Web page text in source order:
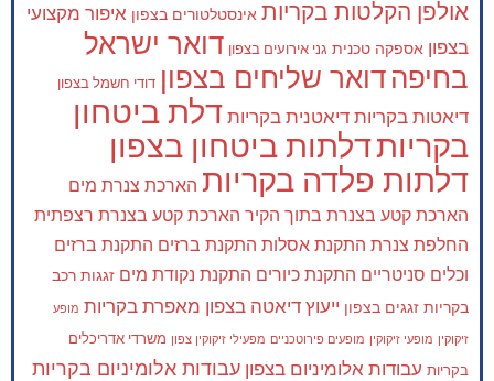
אולפן הקלטות בקריות אינסטלטורים בצפון איפור מקצועי
בצפון אספקה טכנית גני אירועים בצפון דואר ישראל
בחיפה דואר שליחים בצפון דודי חשמל בצפון
דיאטות בקריות דיאטנית בקריות דלת ביטחון
בקריותדלתות ביטחון בצפון
דלתות פלדה בקריות הארכת צנרת מים
הארכת קטע בצנרת בתוך הקיר הארכת קטע בצנרת רצפתית
החלפת צנרת התקנת אסלות התקנת ברזים התקנת ברזים
וכלים סניטריים התקנת כיורים התקנת נקודת מים זגגות רכב
בקריות זגגים בצפון ייעוץ דיאטה בצפון מאפרת בקריות מופע
זיקוקין מופעי זיקוקין מופעים פירוטכניים מפעילי זיקוקין צפון משרדי אדריכלים
בקריות עבודות אלומיניום בצפון עבודות אלומיניום בקריות